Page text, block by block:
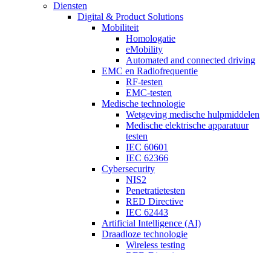
Diensten
Digital & Product Solutions
Mobiliteit
Homologatie
eMobility
Automated and connected driving
EMC en Radiofrequentie
RF-testen
EMC-testen
Medische technologie
Wetgeving medische hulpmiddelen
Medische elektrische apparatuur
testen
IEC 60601
IEC 62366
Cybersecurity
NIS2
Penetratietesten
RED Directive
IEC 62443
Artificial Intelligence (AI)
Draadloze technologie
Wireless testing